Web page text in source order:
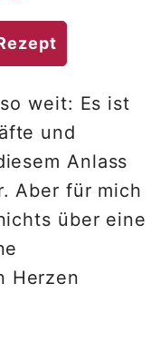
weit: Es ist
und
Anlass
Aber für mich
über eine
Herzen